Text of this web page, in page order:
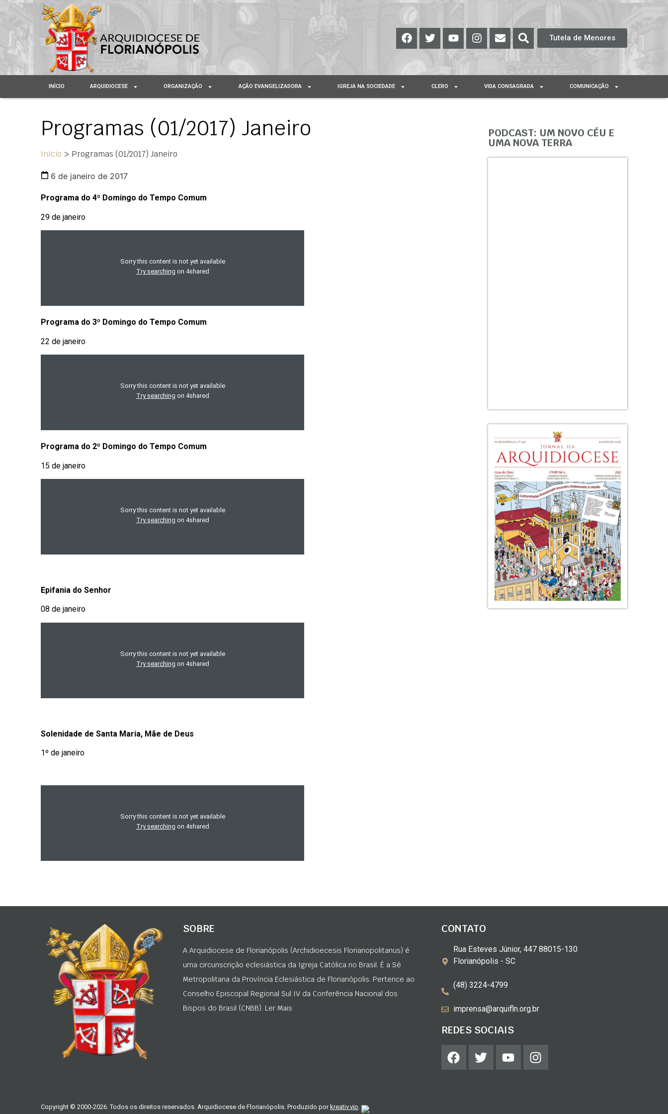
Tutela de Menores
INÍCIO ARQUIDIOCESE ORGANIZAÇÃO AÇÃO EVANGELIZADORA IGREJA NA SOCIEDADE CLERO VIDA CONSAGRADA COMUNICAÇÃO
Programas (01/2017) Janeiro
Início > Programas (01/2017) Janeiro
6 de janeiro de 2017
Programa do 4º Domingo do Tempo Comum
29 de janeiro
Programa do 3º Domingo do Tempo Comum
22 de janeiro
Programa do 2º Domingo do Tempo Comum
15 de janeiro
Epifania do Senhor
08 de janeiro
Solenidade de Santa Maria, Mãe de Deus
1º de janeiro
PODCAST: UM NOVO CÉU E
UMA NOVA TERRA
SOBRE
A Arquidiocese de Florianópolis (Archidioecesis Florianopolitanus) é
uma circunscrição eclesiástica da Igreja Católica no Brasil. É a Sé
Metropolitana da Província Eclesiástica de Florianópolis. Pertence ao
Conselho Episcopal Regional Sul IV da Conferência Nacional dos
Bispos do Brasil (CNBB). Ler Mais
CONTATO
Rua Esteves Júnior, 447 88015-130
Florianópolis - SC
(48) 3224-4799
imprensa@arquifln.org.br
REDES SOCIAIS
Copyright © 2000-2026. Todos os direitos reservados. Arquidiocese de Florianópolis. Produzido por kreativ.vip.